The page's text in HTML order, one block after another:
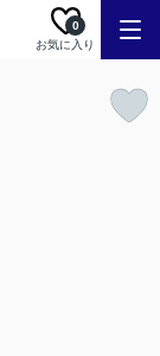
お気に入り
0